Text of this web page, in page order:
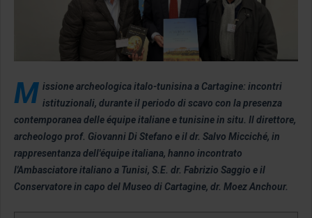
M issione archeologica italo-tunisina a Cartagine: incontri
istituzionali, durante il periodo di scavo con la presenza
contemporanea delle équipe italiane e tunisine in situ. Il direttore,
archeologo prof. Giovanni Di Stefano e il dr. Salvo Micciché, in
rappresentanza dell'équipe italiana, hanno incontrato
l'Ambasciatore italiano a Tunisi, S.E. dr. Fabrizio Saggio e il
Conservatore in capo del Museo di Cartagine, dr. Moez Anchour.